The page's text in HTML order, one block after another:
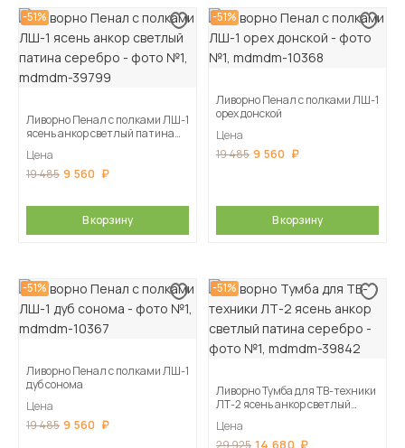
-51%
Ливорно Пенал с полками ЛШ-1
ясень анкор светлый патина
Цена
19 485 9 560
В корзину
-51%
Ливорно Пенал с полками ЛШ-1
орех донской
Цена
19 485 9 560
В корзину
-51%
Ливорно Пенал с полками ЛШ-1
дуб сонома
Цена
19 485 9 560
-51%
Ливорно Тумба для ТВ-техники
ЛТ-2 ясень анкор светлый
Цена
29 925 14 680